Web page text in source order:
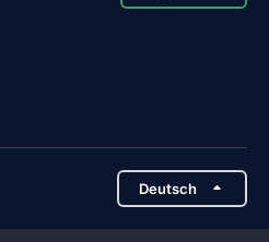
Deutsch